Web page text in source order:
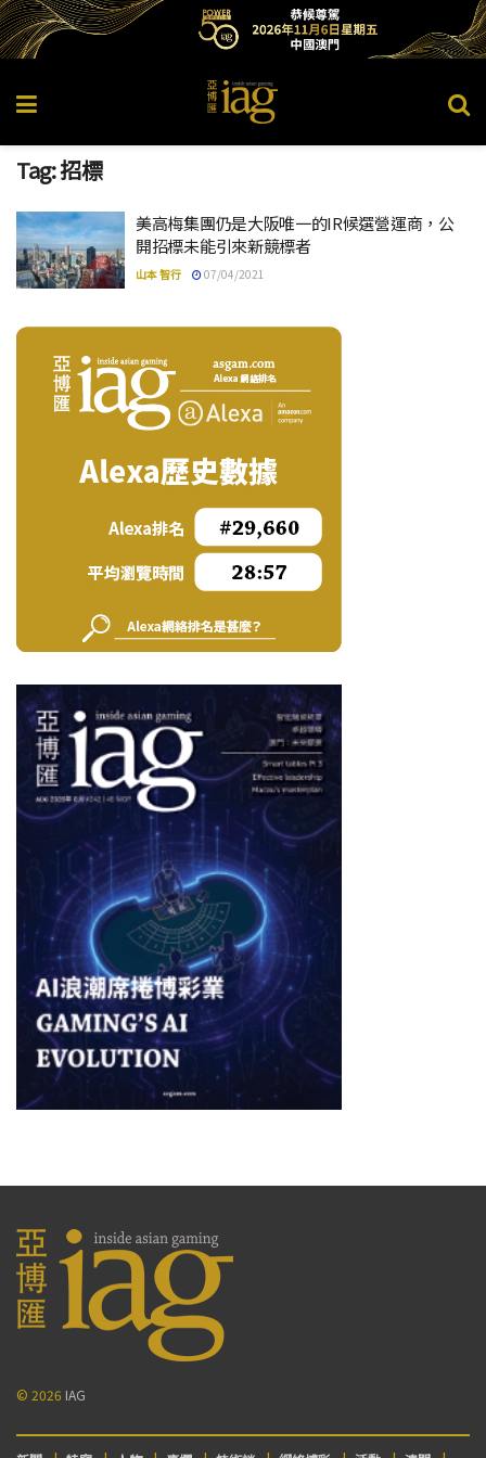
Tag:招標
美高梅集團仍是大阪唯一的IR候選營運商，公
開招標未能引來新競標者
山本 智行 07/04/2021
© 2026 IAG